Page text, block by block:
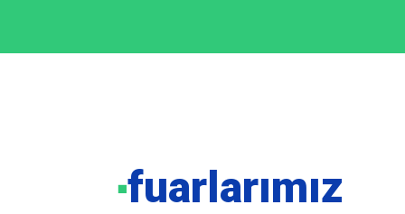
■fuarlarımız